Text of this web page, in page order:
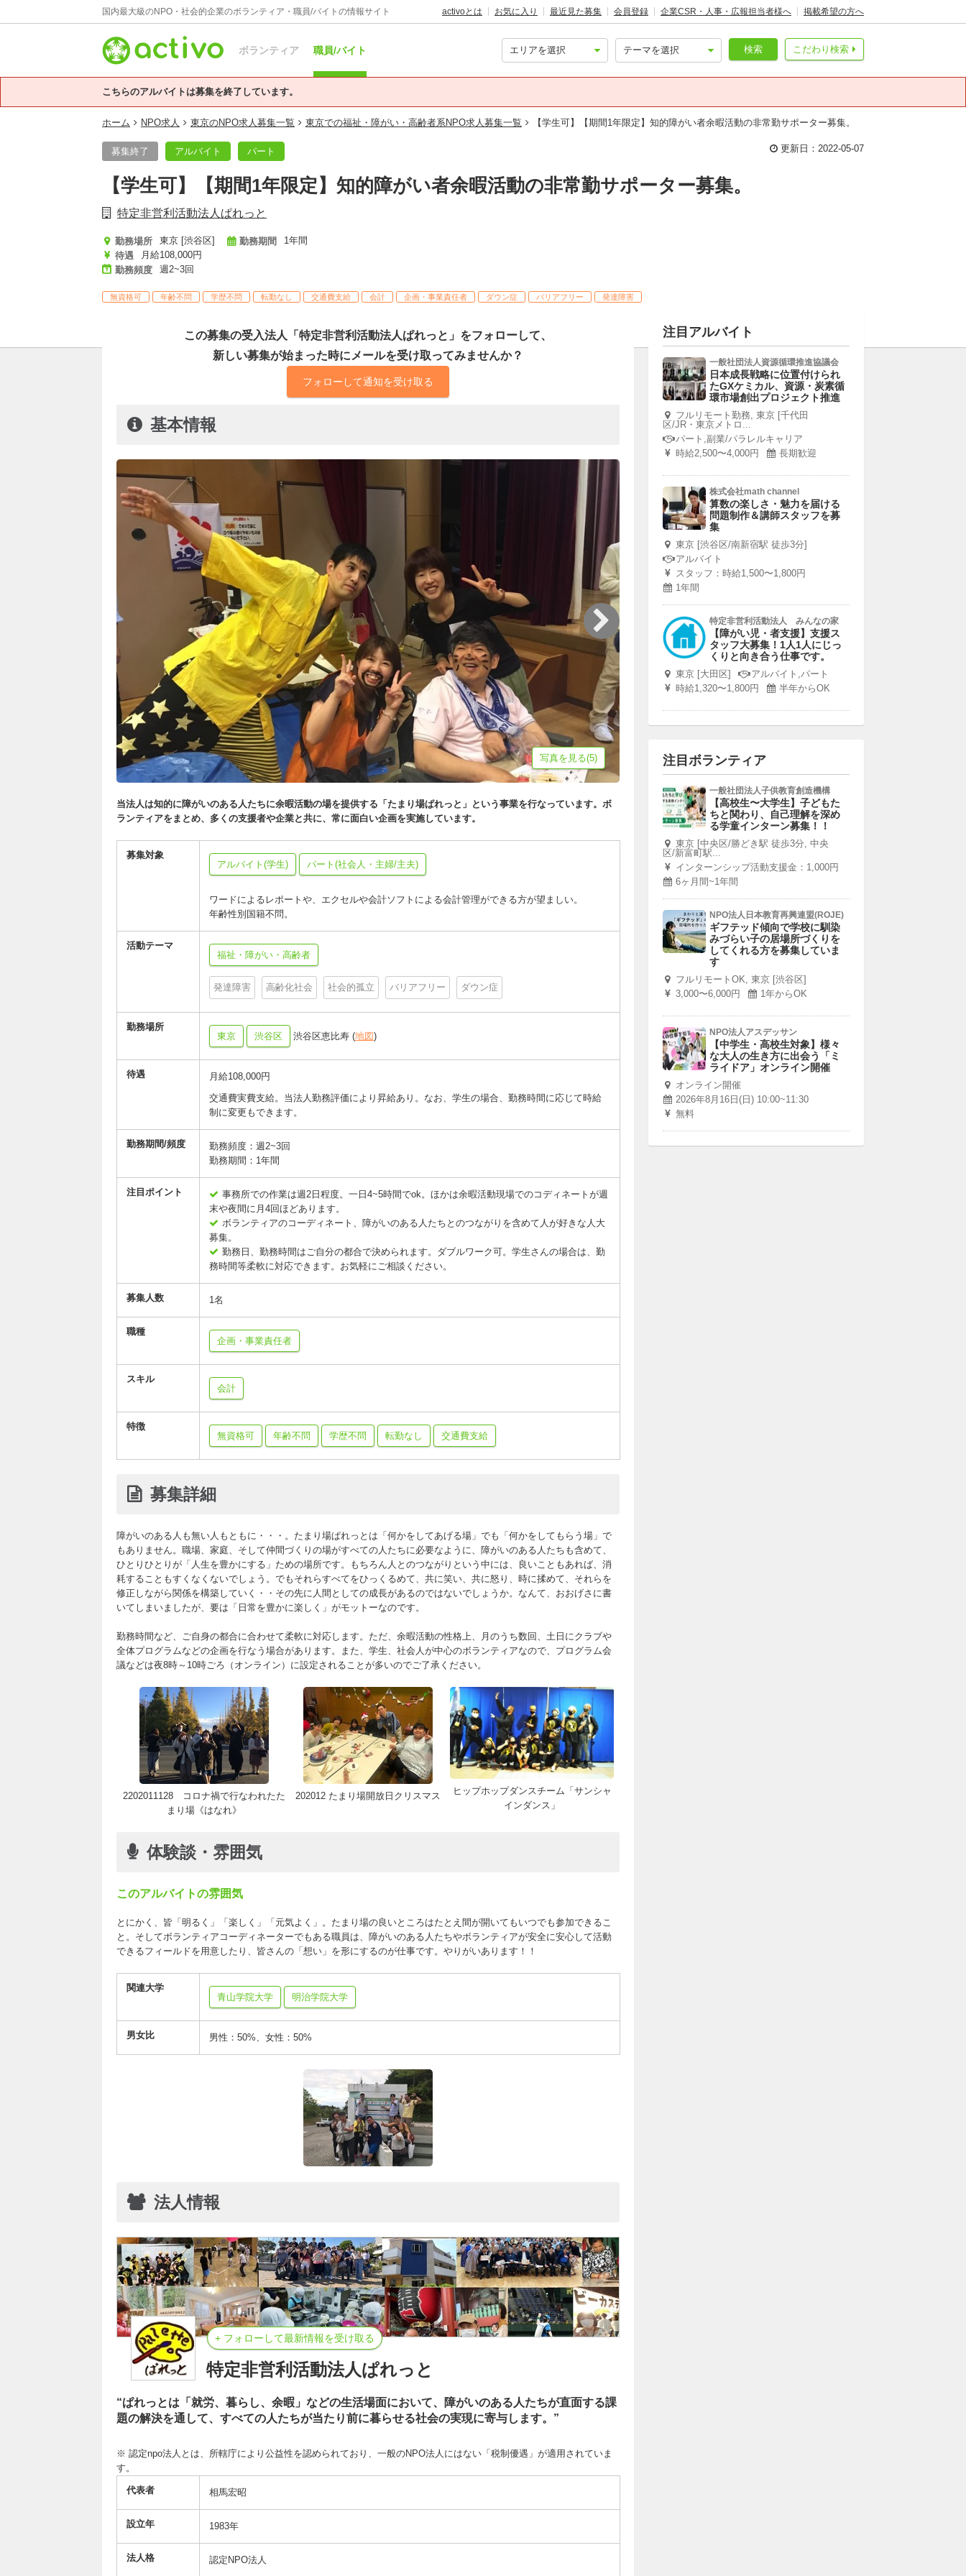
国内最大級のNPO・社会的企業のボランティア・職員/バイトの情報サイト activoとは お気に入り 最近見た募集 会員登録 企業CSR・人事・広報担当者様へ 掲載希望の方へ
ボランティア 職員/バイト こだわり検索
検索
こちらのアルバイトは募集を終了しています。
ホーム NPO求人 東京のNPO求人募集一覧 東京での福祉・障がい・高齢者系NPO求人募集一覧 【学生可】【期間1年限定】知的障がい者余暇活動の非常勤サポーター募集。
募集終了 アルバイト パート 更新日：2022-05-07
【学生可】【期間1年限定】知的障がい者余暇活動の非常勤サポーター募集。
特定非営利活動法人ぱれっと
勤務場所
東京 [渋谷区]
待遇
月給108,000円
勤務頻度
週2~3回
勤務期間 1年間
無資格可 年齢不問 学歴不問 転勤なし 交通費支給 会計 企画・事業責任者 ダウン症 バリアフリー 発達障害
この募集の受入法人「特定非営利活動法人ぱれっと」をフォローして、
新しい募集が始まった時にメールを受け取ってみませんか？
フォローして通知を受け取る
基本情報
写真を見る(5)
当法人は知的に障がいのある人たちに余暇活動の場を提供する「たまり場ぱれっと」という事業を行なっています。ボ
ランティアをまとめ、多くの支援者や企業と共に、常に面白い企画を実施しています。
募集対象
アルバイト(学生)
パート(社会人・主婦/主夫)
ワードによるレポートや、エクセルや会計ソフトによる会計管理ができる方が望ましい。
年齢性別国籍不問。
活動テーマ
福祉・障がい・高齢者
発達障害 高齢化社会 社会的孤立 バリアフリー ダウン症
勤務場所
東京
渋谷区 渋谷区恵比寿 (地図)
待遇
月給108,000円
交通費実費支給。当法人勤務評価により昇給あり。なお、学生の場合、勤務時間に応じて時給
制に変更もできます。
勤務期間/頻度
勤務頻度：週2~3回
勤務期間：1年間
注目ポイント
事務所での作業は週2日程度。一日4~5時間でok。ほかは余暇活動現場でのコディネートが週
末や夜間に月4回ほどあります。
ボランティアのコーディネート、障がいのある人たちとのつながりを含めて人が好きな人大
募集。
勤務日、勤務時間はご自分の都合で決められます。ダブルワーク可。学生さんの場合は、勤
務時間等柔軟に対応できます。お気軽にご相談ください。
募集人数 1名
職種
企画・事業責任者
スキル
会計
特徴
無資格可
年齢不問 学歴不問 転勤なし 交通費支給
募集詳細
障がいのある人も無い人もともに・・・。たまり場ぱれっとは「何かをしてあげる場」でも「何かをしてもらう場」で
もありません。職場、家庭、そして仲間づくりの場がすべての人たちに必要なように、障がいのある人たちも含めて、
ひとりひとりが「人生を豊かにする」ための場所です。もちろん人とのつながりという中には、良いこともあれば、消
耗することもすくなくないでしょう。でもそれらすべてをひっくるめて、共に笑い、共に怒り、時に揉めて、それらを
修正しながら関係を構築していく・・その先に人間としての成長があるのではないでしょうか。なんて、おおげさに書
いてしまいましたが、要は「日常を豊かに楽しく」がモットーなのです。
勤務時間など、ご自身の都合に合わせて柔軟に対応します。ただ、余暇活動の性格上、月のうち数回、土日にクラブや
全体プログラムなどの企画を行なう場合があります。また、学生、社会人が中心のボランティアなので、プログラム会
議などは夜8時～10時ごろ（オンライン）に設定されることが多いのでご了承ください。
2202011128 コロナ禍で行なわれたた
まり場《はなれ》
202012 たまり場開放日クリスマス
ヒップホップダンスチーム「サンシャ
インダンス」
体験談・雰囲気
このアルバイトの雰囲気
とにかく、皆「明るく」「楽しく」「元気よく」。たまり場の良いところはたとえ間が開いてもいつでも参加できるこ
と。そしてボランティアコーディネーターでもある職員は、障がいのある人たちやボランティアが安全に安心して活動
できるフィールドを用意したり、皆さんの「想い」を形にするのが仕事です。やりがいあります！！
関連大学
青山学院大学
明治学院大学
男女比 男性：50%、女性：50%
法人情報
+ フォローして最新情報を受け取る
特定非営利活動法人ぱれっと
“ぱれっとは「就労、暮らし、余暇」などの生活場面において、障がいのある人たちが直面する課
題の解決を通して、すべての人たちが当たり前に暮らせる社会の実現に寄与します。”
※ 認定npo法人とは、所轄庁により公益性を認められており、一般のNPO法人にはない「税制優遇」が適用されていま
す。
代表者 相馬宏昭
設立年 1983年
法人格 認定NPO法人
注目アルバイト
一般社団法人資源循環推進協議会
日本成長戦略に位置付けられ
たGXケミカル、資源・炭素循
環市場創出プロジェクト推進
フルリモート勤務, 東京 [千代田
区/JR・東京メトロ...
パート,副業/パラレルキャリア
時給2,500〜4,000円
長期歓迎
株式会社math channel
算数の楽しさ・魅力を届ける
問題制作＆講師スタッフを募
集
東京 [渋谷区/南新宿駅 徒歩3分]
アルバイト
スタッフ：時給1,500〜1,800円
1年間
特定非営利活動法人 みんなの家
【障がい児・者支援】支援ス
タッフ大募集！1人1人にじっ
くりと向き合う仕事です。
東京 [大田区]
アルバイト,パート
時給1,320〜1,800円
半年からOK
注目ボランティア
一般社団法人子供教育創造機構
【高校生〜大学生】子どもた
ちと関わり、自己理解を深め
る学童インターン募集！！
東京 [中央区/勝どき駅 徒歩3分, 中央
区/新富町駅...
インターンシップ活動支援金：1,000円
6ヶ月間~1年間
NPO法人日本教育再興連盟(ROJE)
ギフテッド傾向で学校に馴染
みづらい子の居場所づくりを
してくれる方を募集していま
す
フルリモートOK, 東京 [渋谷区]
3,000〜6,000円
1年からOK
NPO法人アスデッサン
【中学生・高校生対象】様々
な大人の生き方に出会う「ミ
ライドア」オンライン開催
オンライン開催
2026年8月16日(日) 10:00~11:30
無料